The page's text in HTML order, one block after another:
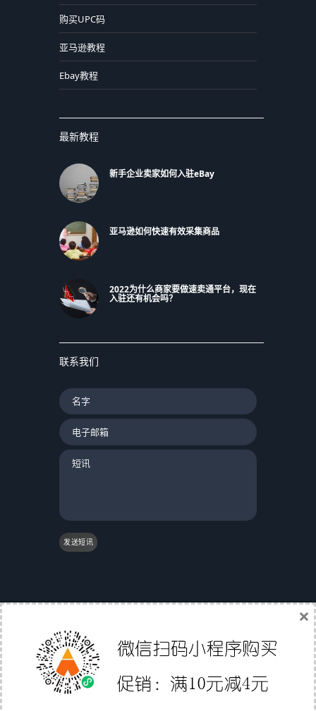
购买UPC码
亚马逊教程
Ebay教程
最新教程
新手企业卖家如何入驻eBay
亚马逊如何快速有效采集商品
2022为什么商家要做速卖通平台，现在
入驻还有机会吗？
联系我们
发送短讯
导航|中国家具网
|
Affiliate Directory|外贸直通职
深圳市易派智能科技有限公司
© 2012-2020 版权所有 备
×